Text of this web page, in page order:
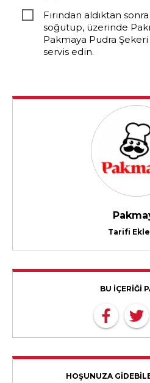
Fırından aldıktan
soğutup, üzerinde
Pakmaya Pudra
servis edin.
Tarifi
BU İÇERİĞİ
HOŞUNUZA